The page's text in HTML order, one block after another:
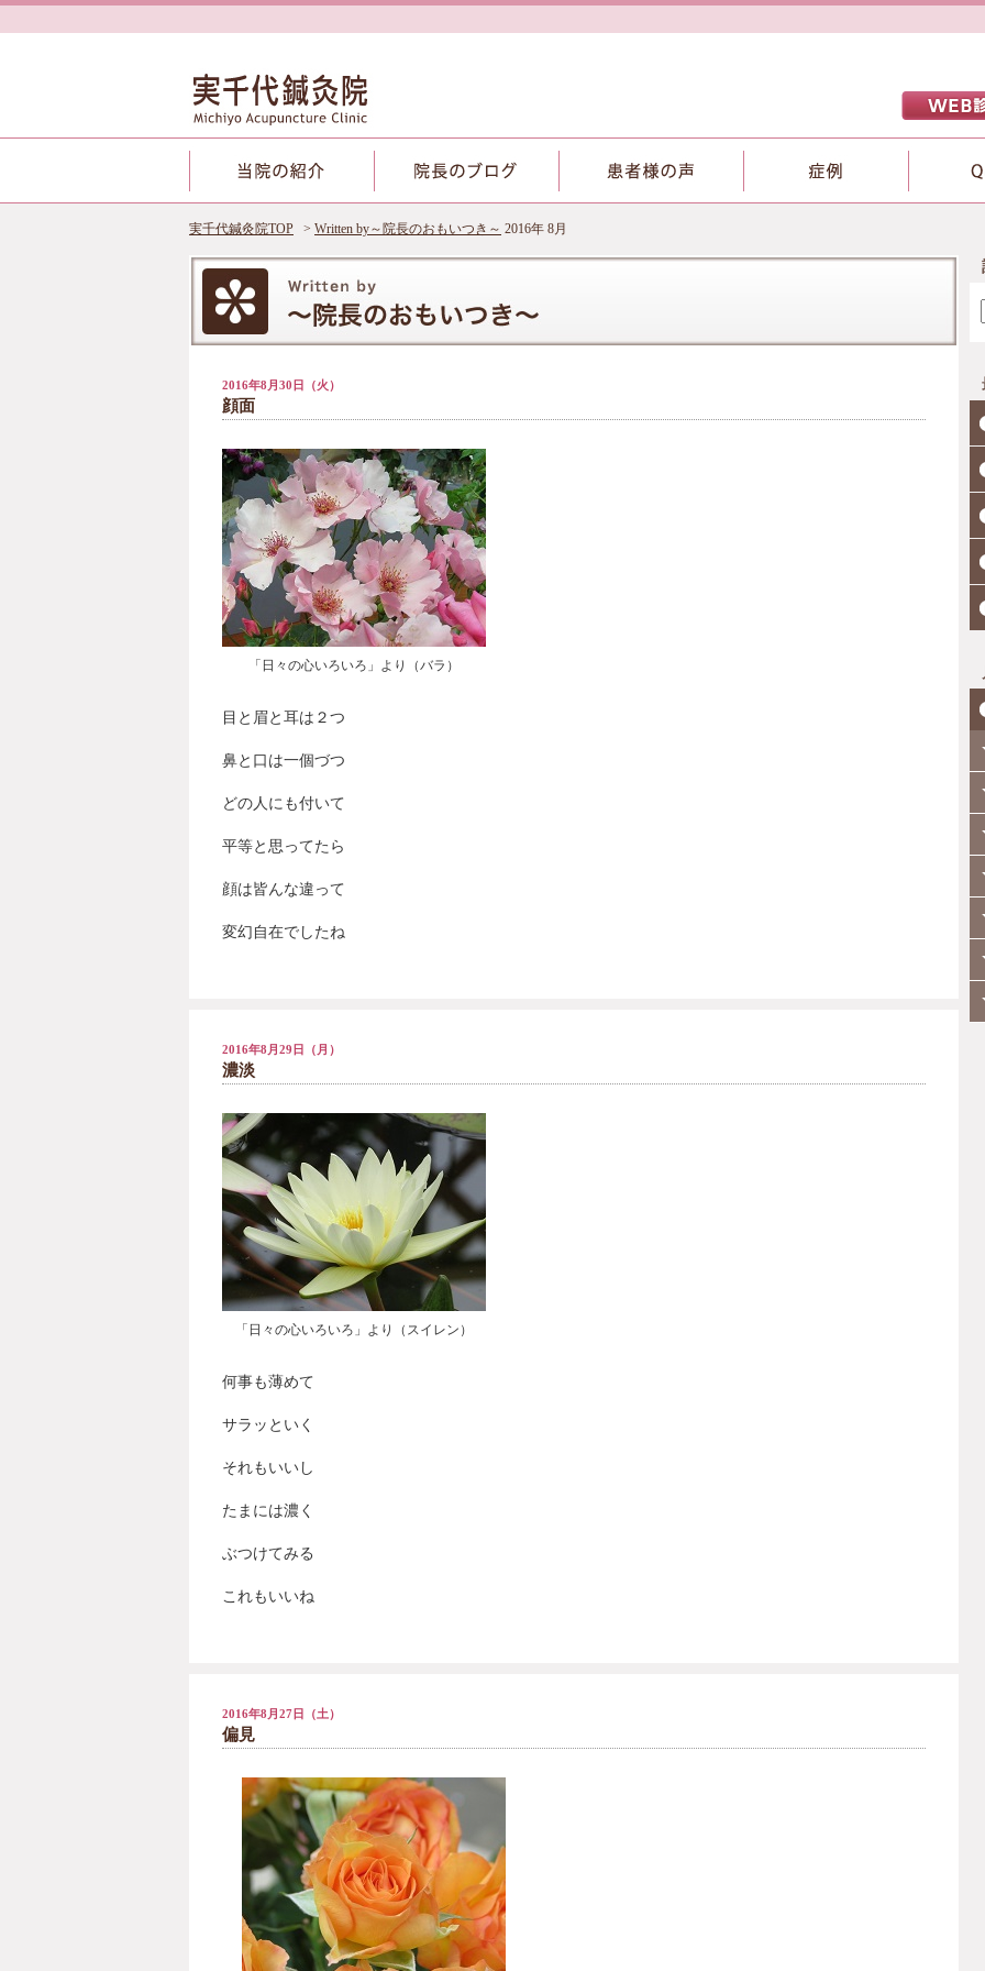
実千代鍼灸院TOP Written by～院長のおもいつき～ 2016年 8月
2016年8月30日（火）
顔面
「日々の心いろいろ」より（バラ）
目と眉と耳は２つ
鼻と口は一個づつ
どの人にも付いて
平等と思ってたら
顔は皆んな違って
変幻自在でしたね
2016年8月29日（月）
濃淡
「日々の心いろいろ」より（スイレン）
何事も薄めて
サラッといく
それもいいし
たまには濃く
ぶつけてみる
これもいいね
2016年8月27日（土）
偏見